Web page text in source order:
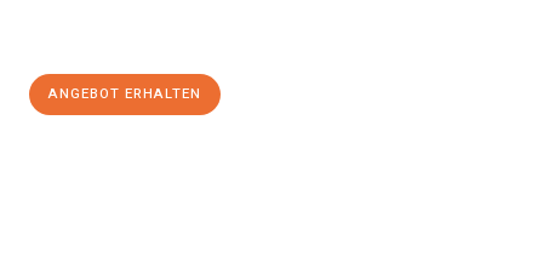
ANGEBOT ERHALTEN